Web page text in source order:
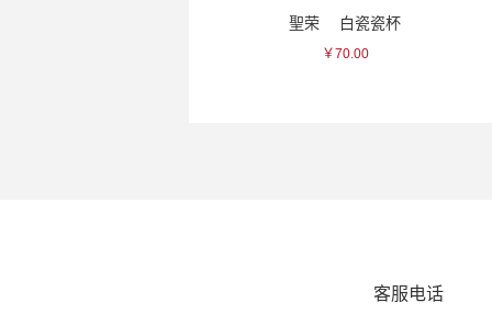
贺茂鹤 双鹤大吟酿清酒
￥968.00
客服电话